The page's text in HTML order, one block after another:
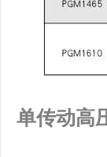
单传动高